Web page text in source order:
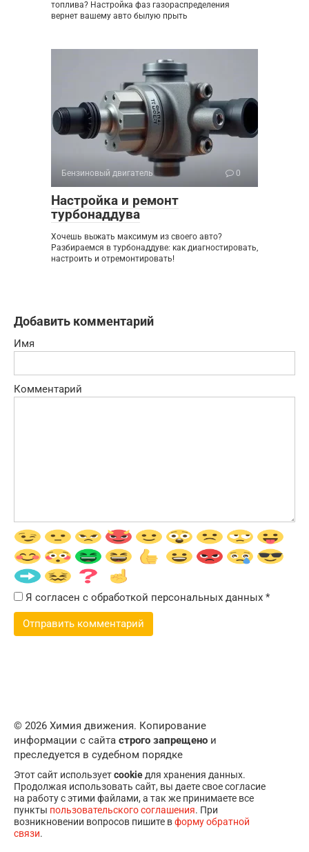
топлива? Настройка фаз газораспределения
вернет вашему авто былую прыть
Бензиновый двигатель 0
Настройка и ремонт
турбонаддува
Хочешь выжать максимум из своего авто?
Разбираемся в турбонаддуве: как диагностировать,
настроить и отремонтировать!
Добавить комментарий
Имя
Комментарий
Я согласен с обработкой персональных данных *
© 2026 Химия движения. Копирование
информации с сайта строго запрещено и
преследуется в судебном порядке
Этот сайт используетcookieдля хранения данных.
Продолжая использовать сайт, вы даете свое согласие
на работу с этими файлами, а так же принимаете все
пункты пользовательского соглашения. При
возникновении вопросов пишите вформу обратной
связи.